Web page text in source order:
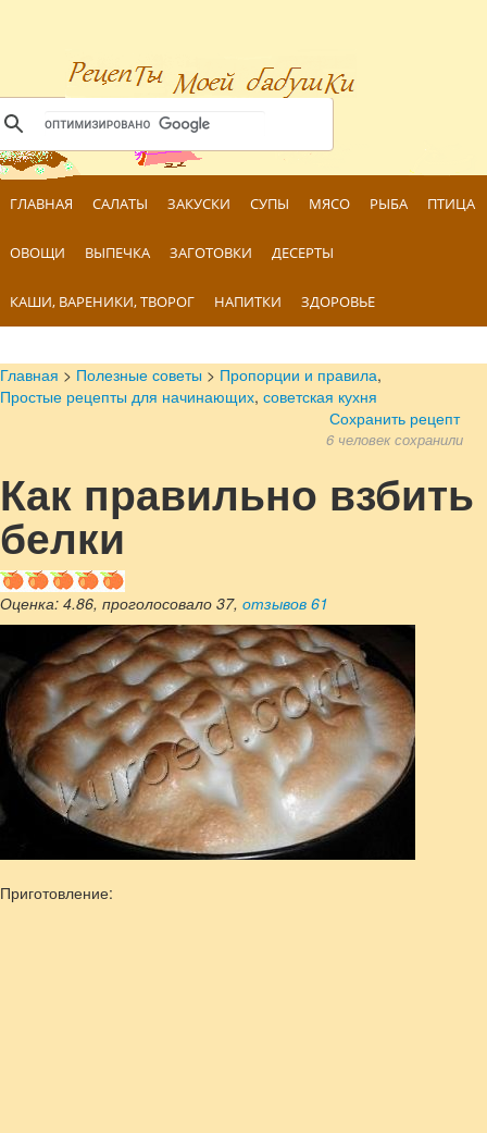
ГЛАВНАЯ САЛАТЫ ЗАКУСКИ СУПЫ МЯСО РЫБА ПТИЦА
ОВОЩИ ВЫПЕЧКА ЗАГОТОВКИ ДЕСЕРТЫ
КАШИ, ВАРЕНИКИ, ТВОРОГ НАПИТКИ ЗДОРОВЬЕ
Главная > Полезные советы > Пропорции и правила,
Простые рецепты для начинающих, советская кухня
Сохранить рецепт
6 человек сохранили
Как правильно взбить
белки
Оценка: 4.86, проголосовало 37, отзывов 61
Приготовление: